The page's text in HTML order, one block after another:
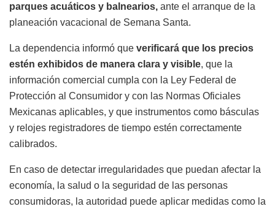
parques acuáticos y balnearios, ante el arranque de la
planeación vacacional de Semana Santa.
La dependencia informó que verificará que los precios
estén exhibidos de manera clara y visible, que la
información comercial cumpla con la Ley Federal de
Protección al Consumidor y con las Normas Oficiales
Mexicanas aplicables, y que instrumentos como básculas
y relojes registradores de tiempo estén correctamente
calibrados.
En caso de detectar irregularidades que puedan afectar la
economía, la salud o la seguridad de las personas
consumidoras, la autoridad puede aplicar medidas como la